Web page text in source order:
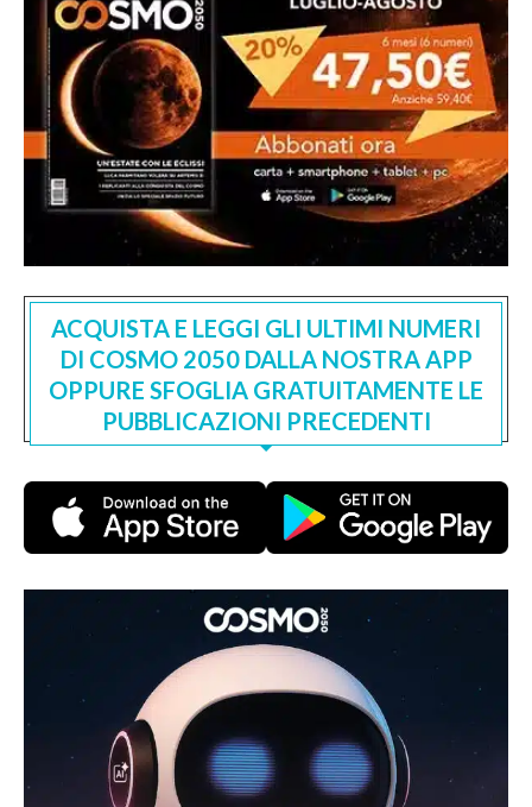
ACQUISTA E LEGGI GLI ULTIMI NUMERI
DI COSMO 2050 DALLA NOSTRA APP
OPPURE SFOGLIA GRATUITAMENTE LE
PUBBLICAZIONI PRECEDENTI